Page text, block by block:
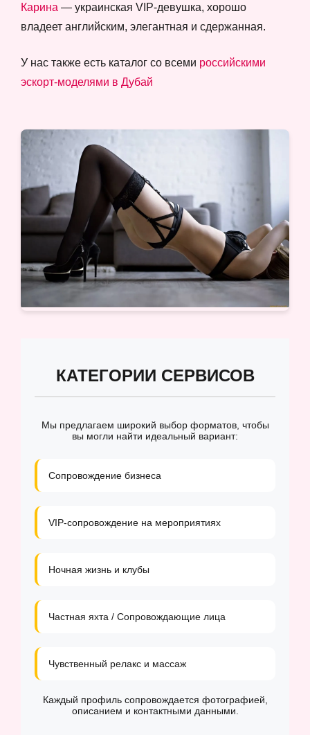
Карина — украинская VIP-девушка, хорошо
владеет английским, элегантная и сдержанная.
У нас также есть каталог со всеми российскими
эскорт-моделями в Дубай
КАТЕГОРИИ СЕРВИСОВ
Мы предлагаем широкий выбор форматов, чтобы
вы могли найти идеальный вариант:
Сопровождение бизнеса
VIP-сопровождение на мероприятиях
Ночная жизнь и клубы
Частная яхта / Сопровождающие лица
Чувственный релакс и массаж
Каждый профиль сопровождается фотографией,
описанием и контактными данными.